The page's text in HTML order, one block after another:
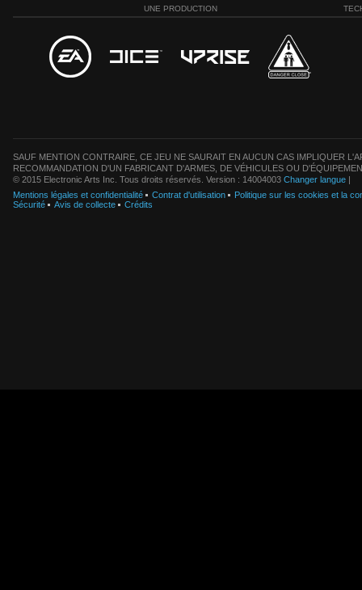
UNE PRODUCTION
SAUF MENTION CONTRAIRE, CE JEU NE SAURAIT EN AUCUN CAS IMPLIQUER
RECOMMANDATION D'UN FABRICANT D'ARMES, DE VÉHICULES OU
© 2015 Electronic Arts Inc. Tous droits réservés. Version : 14004003 Changer langue |
Mentions légales et confidentialité
Contrat d'utilisation
Politique sur les cookies et la
Sécurité
Avis de collecte Crédits